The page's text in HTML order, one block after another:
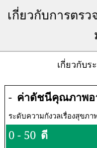
เกี่ยวกับการตร
เกี่ยวกับ
- ค่าดัชนีคุณภาพอ
ระดับความกังวลเรื่องสุขภา
0 - 50 ดี